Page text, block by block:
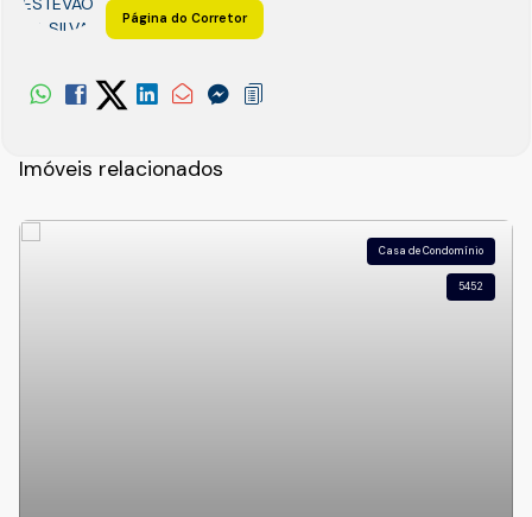
Página do Corretor
Imóveis relacionados
Casa de Condomínio
5452